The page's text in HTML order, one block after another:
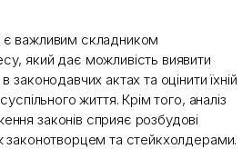
є важливим складником
який дає можливість виявити
законодавчих актах та оцінити їхній
життя. Крім того, аналіз
законів сприяє розбудові
законотворцем та стейкхолдерами.